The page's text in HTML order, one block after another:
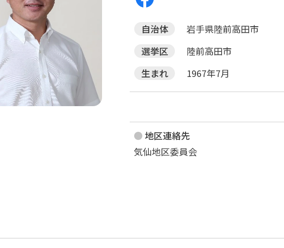
自治体
岩手県陸前高田市
選挙区
陸前高田市
生まれ
1967年7月
地区連絡先
気仙地区委員会